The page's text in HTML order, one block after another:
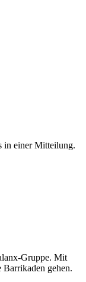
in einer Mitteilung.
Gruppe. Mit
gehen.